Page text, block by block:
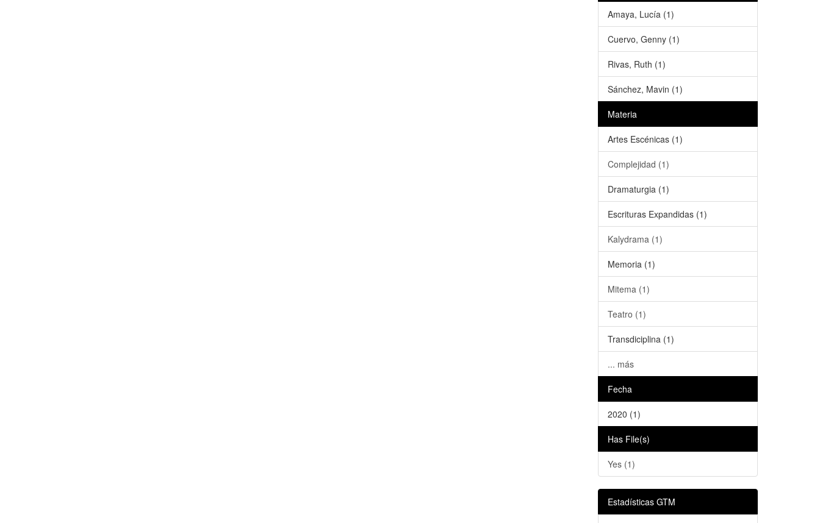
Amaya, Lucía (1)
Cuervo, Genny (1)
Rivas, Ruth (1)
Sánchez, Mavin (1)
Materia
Artes Escénicas (1)
Complejidad (1)
Dramaturgia (1)
Escrituras Expandidas (1)
Kalydrama (1)
Memoria (1)
Mitema (1)
Teatro (1)
Transdiciplina (1)
... más
Fecha
2020 (1)
Has File(s)
Yes (1)
Estadísticas GTM